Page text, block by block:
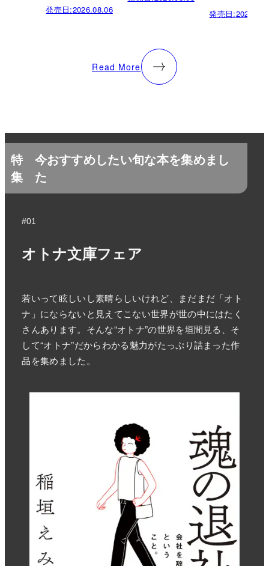
発売日:2026.08.06 発売日:
Read More
特
集
今おすすめしたい旬な本を集めまし
た
#01
オトナ文庫フェア
若いって眩しいし素晴らしいけれど、まだまだ「オト
ナ」にならないと見えてこない世界が世の中にはたく
さんあります。そんな“オトナ”の世界を垣間見る、そ
して“オトナ”だからわかる魅力がたっぷり詰まった作
品を集めました。